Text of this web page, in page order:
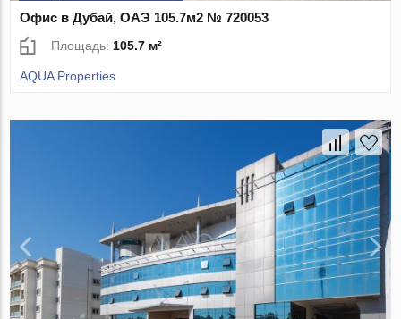
Офис в Дубай, ОАЭ 105.7м2 № 720053
Площадь: 105.7 м²
AQUA Properties